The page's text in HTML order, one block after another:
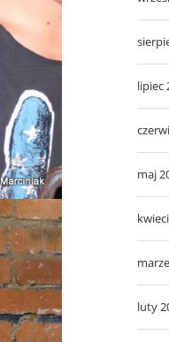
lipiec
maj
luty